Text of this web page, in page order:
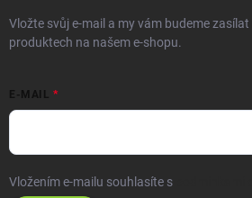
Vložte svůj e-mail a my vám budeme
produktech na našem e-shopu.
E-MAIL
Vložením e-mailu souhlasíte s